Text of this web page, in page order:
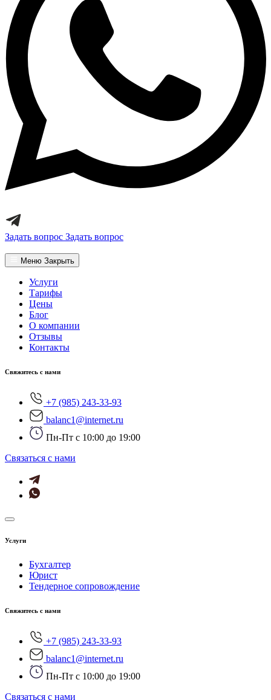
Задать вопрос Задать вопрос
Меню Закрыть
Услуги
Тарифы
Цены
Блог
О компании
Отзывы
Контакты
Свяжитесь с нами
+7 (985) 243-33-93
balanc1@internet.ru
Пн-Пт с 10:00 до 19:00
Cвязаться с нами
Услуги
Бухгалтер
Юрист
Тендерное сопровождение
Свяжитесь с нами
+7 (985) 243-33-93
balanc1@internet.ru
Пн-Пт с 10:00 до 19:00
Cвязаться с нами